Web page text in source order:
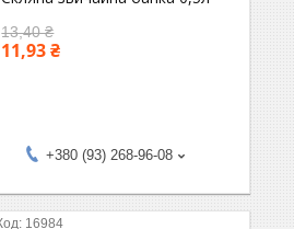
13,40 ₴
11,93 ₴
+380 (93) 268-96-08
16984